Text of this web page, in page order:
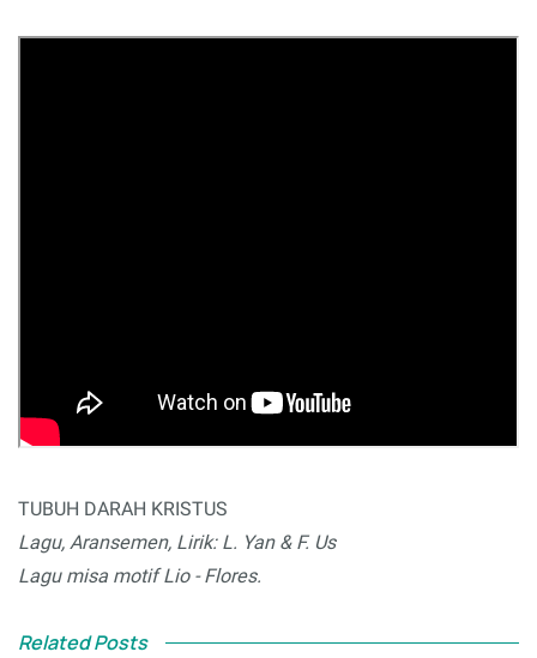
TUBUH DARAH KRISTUS
Lagu, Aransemen, Lirik: L. Yan & F. Us
Lagu misa motif Lio - Flores.
Related Posts